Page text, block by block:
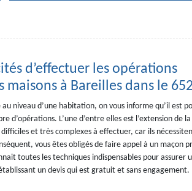
d’effectuer les opérations
maisons à Bareilles dans le
au niveau d’une habitation, on vous informe qu’il est
d’opérations. L’une d’entre elles est l’extension de
et très complexes à effectuer, car ils
vous êtes obligés de faire appel à un maçon
toutes les techniques indispensables pour assurer
un devis qui est gratuit et sans engagement.